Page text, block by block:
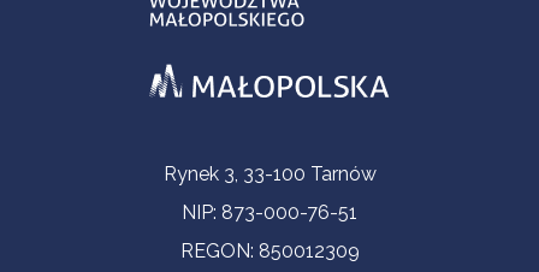
Informacje kontaktoweRynek 3, 33-100 Tarnów
NIP: 873-000-76-51
REGON: 850012309